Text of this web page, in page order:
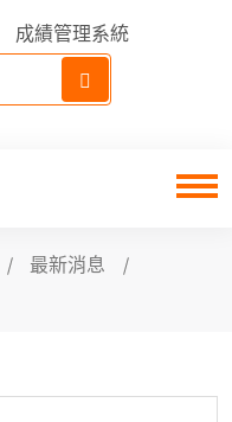
成績管理系統
最新消息